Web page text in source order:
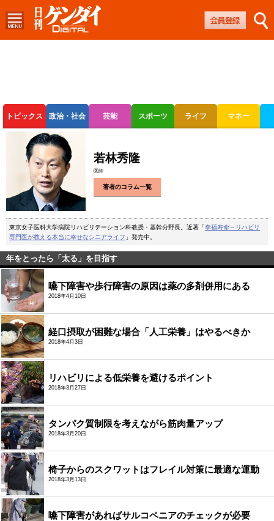
トピックス 政治・社会 芸能 スポーツ ライフ マネー
ボートレース
若林秀隆
医師
著者のコラム一覧
東京女子医科大学病院リハビリテーション科教授・基幹分野長。近著「幸福寿命～リハビリ
専門医が教える本当に幸せなシニアライフ 」発売中。
年をとったら「太る」を目指す
嚥下障害や歩行障害の原因は薬の多剤併用にある
2018年4月10日
経口摂取が困難な場合「人工栄養」はやるべきか
2018年4月3日
リハビリによる低栄養を避けるポイント
2018年3月27日
タンパク質制限を考えながら筋肉量アップ
2018年3月20日
椅子からのスクワットはフレイル対策に最適な運動
2018年3月13日
嚥下障害があればサルコペニアのチェックが必要